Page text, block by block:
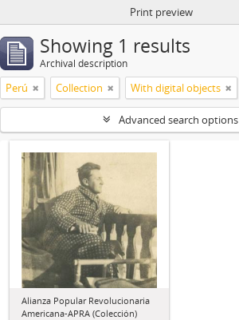
Print preview
Showing 1 results
Archival description
Perú Collection With digital objects
Advanced search options
Alianza Popular Revolucionaria
Americana-APRA (Colección)